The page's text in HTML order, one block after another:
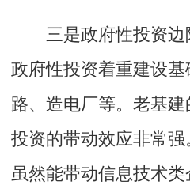
三是政府性投资边
政府性投资着重建设
路、造电厂等。老基
投资的带动效应非常
虽然能带动信息技术